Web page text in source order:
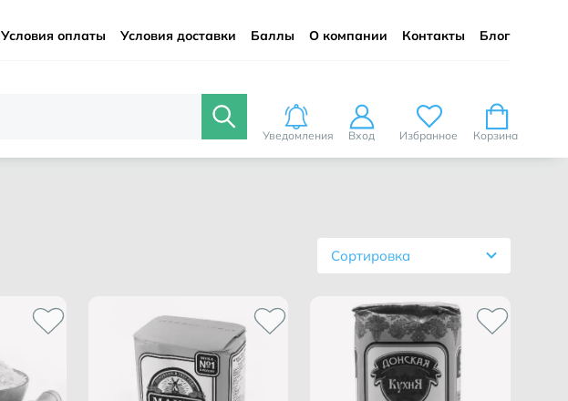
Условия оплаты Условия доставки Баллы О компании Контакты Блог
Уведомления Вход Избранное Корзина
Сортировка